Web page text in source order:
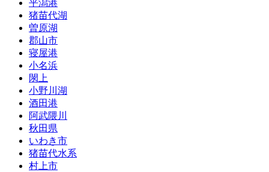
平潟港
猪苗代湖
曽原湖
郡山市
寝屋港
小名浜
閖上
小野川湖
酒田港
阿武隈川
秋田県
いわき市
猪苗代水系
村上市